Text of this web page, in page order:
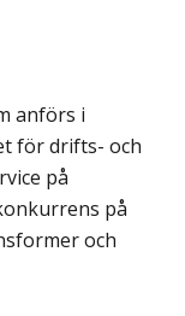
anförs i
för drifts- och
på
på
och